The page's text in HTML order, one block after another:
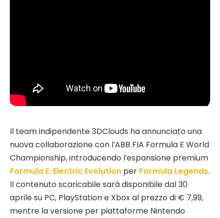
Il team indipendente 3DClouds ha annunciato una
nuova collaborazione con l’ABB FIA Formula E World
Championship, introducendo l’espansione premium
Formula E: Electric Evolution per Formula Legends.
Il contenuto scaricabile sarà disponibile dal 30
aprile su PC, PlayStation e Xbox al prezzo di € 7,99,
mentre la versione per piattaforme Nintendo